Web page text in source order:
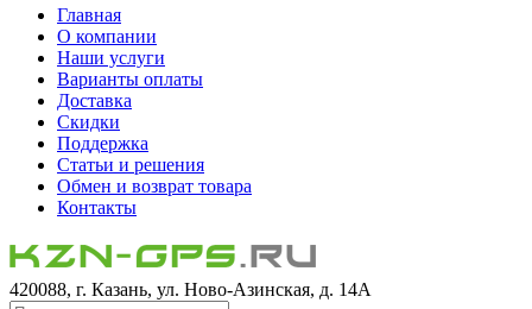
Главная
О компании
Наши услуги
Варианты оплаты
Доставка
Скидки
Поддержка
Статьи и решения
Обмен и возврат товара
Контакты
420088, г. Казань, ул. Ново-Азинская, д. 14А